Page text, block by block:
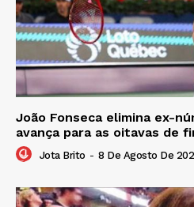
João Fonseca elimina ex-
avança para as oitavas de
Jota Brito - 8 De Agosto De